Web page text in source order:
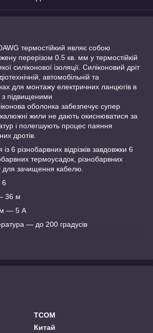
термостійкий являє собою
перерізом 0.5 кв. мм у термостійкій
силіконової ізоляції. Силіконовий дріт
автомобільній та
для монтажу електричних ланцюгів в
з підвищеними
оболонка забезпечує супер
жили не дають окиснюватися за
і полегшують процес паяння
дротів.
6 різнобарвних відрізків завдовжки 6
термоусадок, різнобарвних
для зачищення кабелю.
6
36 м
— 5 А
— до 200 градусів
TCOM
Китай